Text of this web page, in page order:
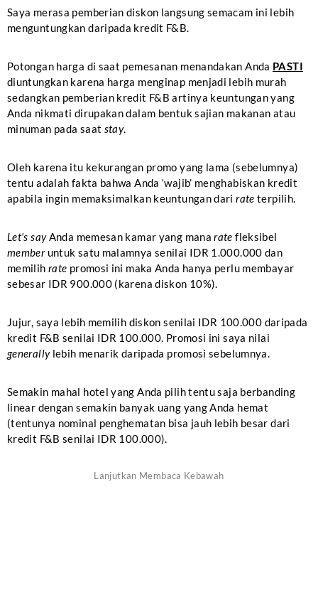
Saya merasa pemberian diskon langsung semacam ini lebih
menguntungkan daripada kredit F&B.
Potongan harga di saat pemesanan menandakan Anda PASTI
diuntungkan karena harga menginap menjadi lebih murah
sedangkan pemberian kredit F&B artinya keuntungan yang
Anda nikmati dirupakan dalam bentuk sajian makanan atau
minuman pada saat stay.
Oleh karena itu kekurangan promo yang lama (sebelumnya)
tentu adalah fakta bahwa Anda ‘wajib’ menghabiskan kredit
apabila ingin memaksimalkan keuntungan darirate terpilih.
Let’s sayAnda memesan kamar yang manarate fleksibel
memberuntuk satu malamnya senilai IDR 1.000.000 dan
memilih rate promosi ini maka Anda hanya perlu membayar
sebesar IDR 900.000 (karena diskon 10%).
Jujur, saya lebih memilih diskon senilai IDR 100.000 daripada
kredit F&B senilai IDR 100.000. Promosi ini saya nilai
generallylebih menarik daripada promosi sebelumnya.
Semakin mahal hotel yang Anda pilih tentu saja berbanding
linear dengan semakin banyak uang yang Anda hemat
(tentunya nominal penghematan bisa jauh lebih besar dari
kredit F&B senilai IDR 100.000).